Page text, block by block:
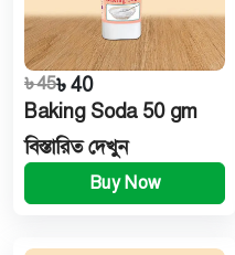
৳ 45৳ 40
Baking Soda 50 gm
বিস্তারিত দেখুন
Buy Now